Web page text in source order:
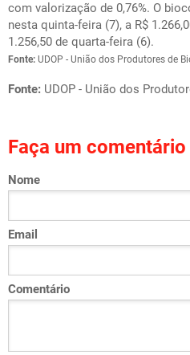
com valorização de 0,76%. O
nesta quinta-feira (7), a R$
1.256,50 de quarta-feira (6).
Fonte: UDOP - União dos Produtores de
Fonte: UDOP - União dos
Faça um comentário
Nome
Email
Comentário